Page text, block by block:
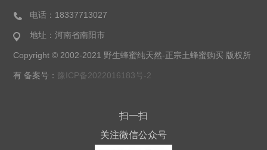
电话：18337713027
地址：河南省南阳市
Copyright © 2002-2021 野生蜂蜜纯天然-正宗土蜂蜜购买 版权所
有 备案号： 豫ICP备2022016183号-2
扫一扫
关注微信公众号